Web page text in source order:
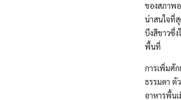
ของสภาพ
น่าสนใจที่
บึงสีขาวซึ่
พื้นที่
การเพิ่มศัก
ธรรมดา ตั
อาหารพื้น